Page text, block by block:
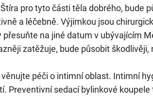
pro tyto části těla dobrého, bude
a léčebně. Výjimkou jsou
na jiné datum v ubývajícím
zatěžuje, bude působit škodlivěji,
péči o intimní oblast. Intimní
Preventivní sedací bylinkové koupele